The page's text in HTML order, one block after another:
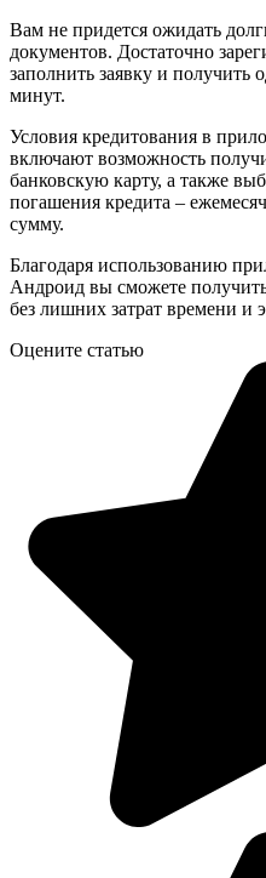
Вам не придется ожидать
документов. Достаточно
заполнить заявку и получить
минут.
Условия кредитования в
включают возможность
банковскую карту, а также
погашения кредита –
сумму.
Благодаря использованию
Андроид вы сможете
без лишних затрат времени и
Оцените статью